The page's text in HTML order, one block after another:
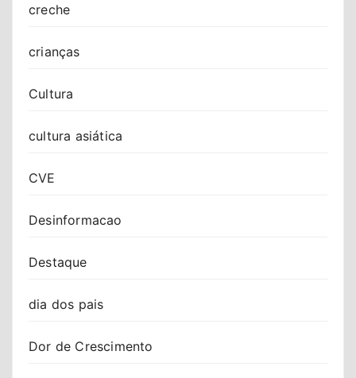
creche
crianças
Cultura
cultura asiática
CVE
Desinformacao
Destaque
dia dos pais
Dor de Crescimento